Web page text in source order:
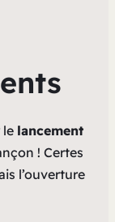
le lancement
! Certes
l’ouverture